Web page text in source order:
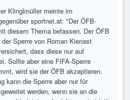
Klinglmüller meinte im
sportnet.at: "Der ÖFB-
diesem Thema befassen. Der ÖFB
Sperre von Roman Kienast
dass diese nur auf
Sollte aber eine FIFA-Sperre
wird sie der ÖFB akzeptieren.
kann die Sperre aber nur für
werden, wenn sie an die